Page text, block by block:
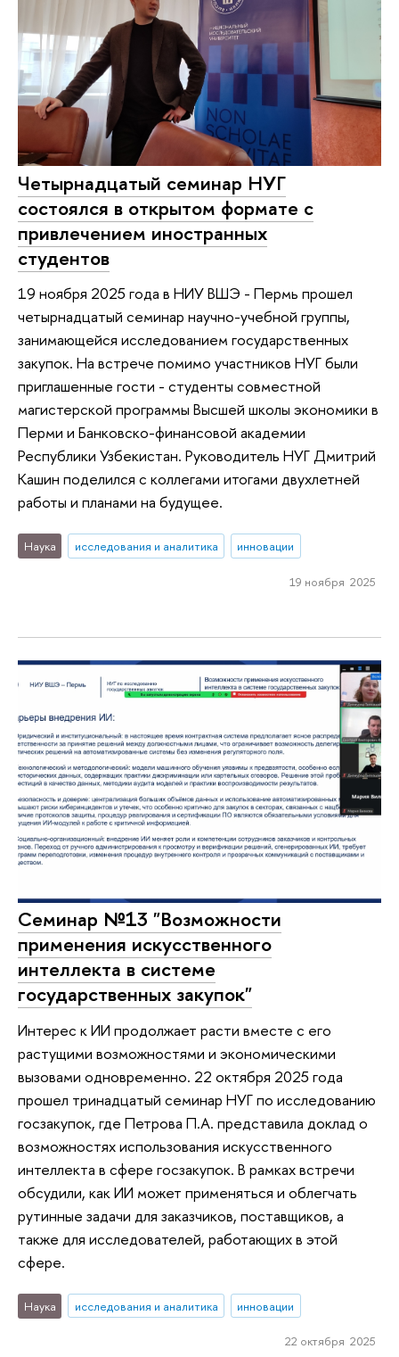
Четырнадцатый семинар НУГ
состоялся в открытом формате с
привлечением иностранных
студентов
19 ноября 2025 года в НИУ ВШЭ - Пермь прошел
четырнадцатый семинар научно-учебной группы,
занимающейся исследованием государственных
закупок. На встрече помимо участников НУГ были
приглашенные гости - студенты совместной
магистерской программы Высшей школы экономики в
Перми и Банковско-финансовой академии
Республики Узбекистан. Руководитель НУГ Дмитрий
Кашин поделился с коллегами итогами двухлетней
работы и планами на будущее.
Наука исследования и аналитика инновации
19 ноября 2025
Семинар №13 "Возможности
применения искусственного
интеллекта в системе
государственных закупок"
Интерес к ИИ продолжает расти вместе с его
растущими возможностями и экономическими
вызовами одновременно. 22 октября 2025 года
прошел тринадцатый семинар НУГ по исследованию
госзакупок, где Петрова П.А. представила доклад о
возможностях использования искусственного
интеллекта в сфере госзакупок. В рамках встречи
обсудили, как ИИ может применяться и облегчать
рутинные задачи для заказчиков, поставщиков, а
также для исследователей, работающих в этой
сфере.
Наука исследования и аналитика инновации
22 октября 2025